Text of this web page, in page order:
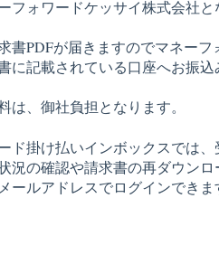
フォワードケッサイ株式会社と
書PDFが届きますのでマネー
に記載されている口座へお振込
は、御社負担となります。
ド掛け払いインボックスでは
況の確認や請求書の再ダウン
ールアドレスでログインできま